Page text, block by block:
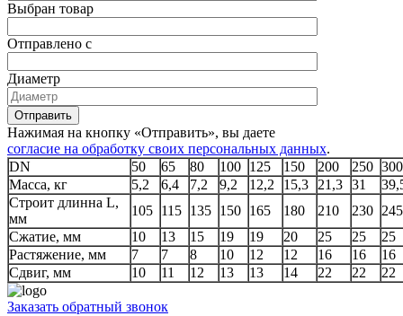
Выбран товар
Отправлено с
Диаметр
Отправить
Нажимая на кнопку «Отправить», вы даете
согласие на обработку своих персональных данных.
DN
50 65 80 100 125 150 200 250 300
Масса, кг
5,2 6,4 7,2 9,2 12,2 15,3 21,3 31
Строит длинна L,
мм
105 115 135 150 165 180 210 230 245
Сжатие, мм
10 13 15 19 19 20 25 25
25
Растяжение, мм
7 7 8 10 12 12 16 16
16
Сдвиг, мм
10 11 12 13 13 14 22 22 22
Заказать обратный звонок